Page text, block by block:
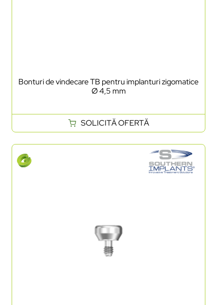
Bonturi de vindecare TB pentru implanturi zigomatice
Ø 4,5 mm
SOLICITĂ OFERTĂ